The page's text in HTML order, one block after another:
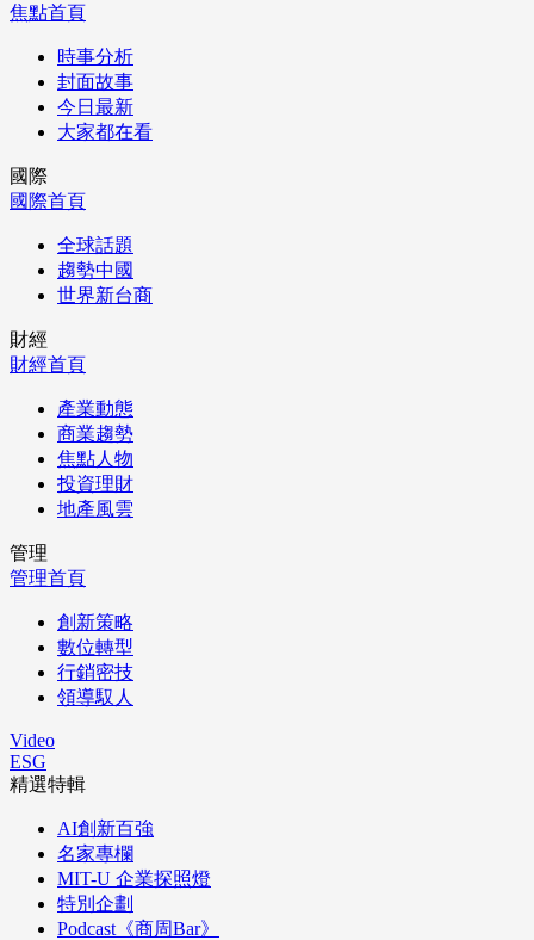
焦點首頁
時事分析
封面故事
今日最新
大家都在看
國際
國際首頁
全球話題
趨勢中國
世界新台商
財經
財經首頁
產業動態
商業趨勢
焦點人物
投資理財
地產風雲
管理
管理首頁
創新策略
數位轉型
行銷密技
領導馭人
Video
ESG
精選特輯
AI創新百強
名家專欄
MIT-U 企業探照燈
特別企劃
Podcast《商周Bar》